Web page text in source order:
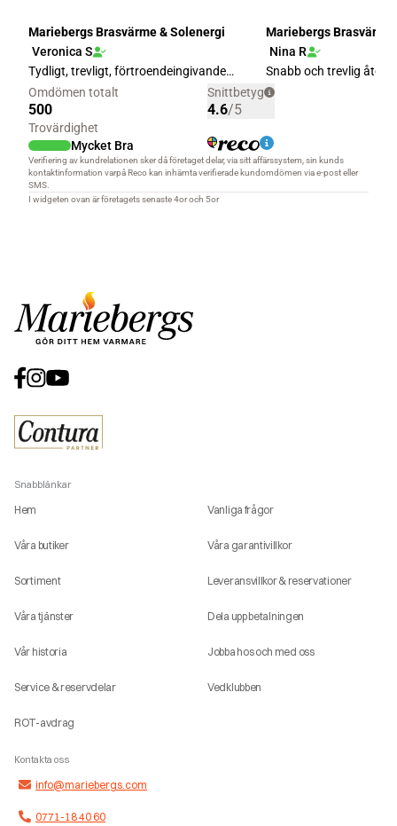
Snabblänkar
Hem
Våra butiker
Sortiment
Våra tjänster
Vår historia
Service & reservdelar
ROT-avdrag
Vanliga frågor
Våra garantivillkor
Leveransvillkor & reservationer
Dela upp betalningen
Jobba hos och med oss
Vedklubben
Kontakta oss
info@mariebergs.com
0771-18 40 60